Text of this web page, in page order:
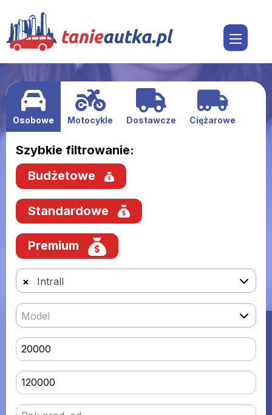
Osobowe Motocykle Dostawcze Ciężarowe
Szybkie filtrowanie:
Budżetowe
Standardowe
Premium
× Intrall
Model